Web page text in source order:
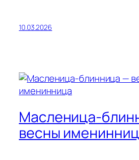
10.03.2026
Масленица-
весны